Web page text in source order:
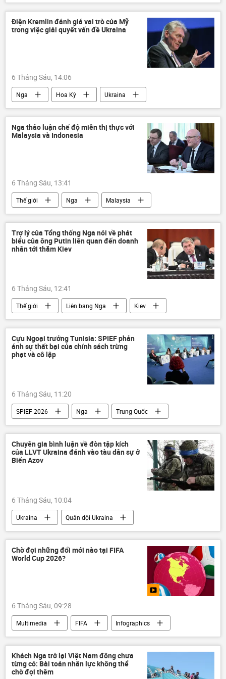
SPIEF 2026
mất dữ liệu
năng lượng
eo biển Hormuz
tài chính
điện
Điện Kremlin đánh giá vai trò của Mỹ
trong việc giải quyết vấn đề Ukraina
6 Tháng Sáu, 14:06
Nga Hoa Kỳ
Ukraina
quan hệ
Dmitry Peskov
Nga thảo luận chế độ miễn thị thực với
Malaysia và Indonesia
6 Tháng Sáu, 13:41
Thế giới Nga
Malaysia
Indonesia
quan hệ hợp tác
Trợ lý сủa Tổng thống Nga nói về phát
biểu của ông Putin liên quan đến doanh
nhân tới thăm Kiev
6 Tháng Sáu, 12:41
Thế giới Liên bang Nga
Kiev
Yury Ushakov
Vladimir Putin
Chính trị
SPIEF 2026
Cựu Ngoại trưởng Tunisia: SPIEF phản
ánh sự thất bại của chính sách trừng
phạt và cô lập
6 Tháng Sáu, 11:20
SPIEF 2026 Nga
Trung Quốc
Ấn Độ
Vladimir Putin
St. Petersburg
Kinh tế
Thế giới
Tunisia
BRICS
Moskva
Chuyên gia bình luận về đòn tập kích
của LLVT Ukraina đánh vào tàu dân sự ở
Biển Azov
6 Tháng Sáu, 10:04
Ukraina
Quân đội Ukraina
Biển Azov
Belarus
Kiev
Thế giới
Nga
Bộ Ngoại giao Nga
Thổ Nhĩ Kỳ
Chờ đợi những đổi mới nào tại FIFA
World Cup 2026?
6 Tháng Sáu, 09:28
Multimedia FIFA
Infographics
Hoa Kỳ
Canada
Mexico
World Cup
bóng đá
Thế giới
Video
Thể thao
Khách Nga trở lại Việt Nam đông chưa
từng có: Bài toán nhân lực không thể
chờ đợi thêm